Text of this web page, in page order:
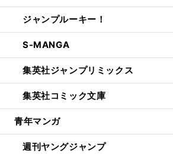
ジャンプルーキー！
S-MANGA
集英社ジャンプリミックス
集英社コミック文庫
青年マンガ
週刊ヤングジャンプ